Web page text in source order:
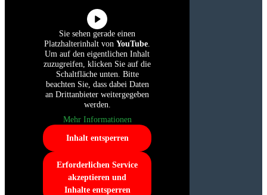
Sie sehen gerade einen
Platzhalterinhalt von YouTube
Um auf den eigentlichen Inhalt
zuzugreifen, klicken Sie auf die
Schaltfläche unten. Bitte
beachten Sie, dass dabei Daten
an Drittanbieter weitergegeben
werden.
Mehr Informationen
Inhalt entsperren
Erforderlichen Service
akzeptieren und
Inhalte entsperren